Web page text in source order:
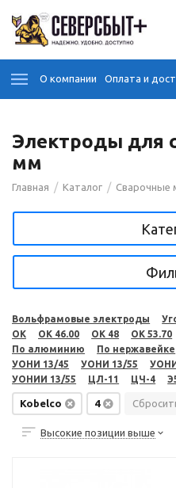
О компании Оплата и
Электроды для
мм
Главная / Каталог / Сварочные
Вольфрамовые электроды
OK
OK 46.00 OK 48 OK 53.70
По алюминию
По нержавейке
УОНИ 13/45
УОНИ 13/55
УОНИИ 13/55
ЦЛ-11 ЦЧ-4
Kobelco 4
Высокие позиции выше